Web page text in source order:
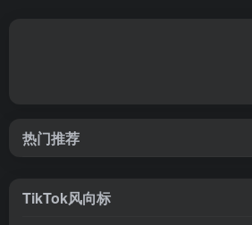
热门推荐
TikTok风向标